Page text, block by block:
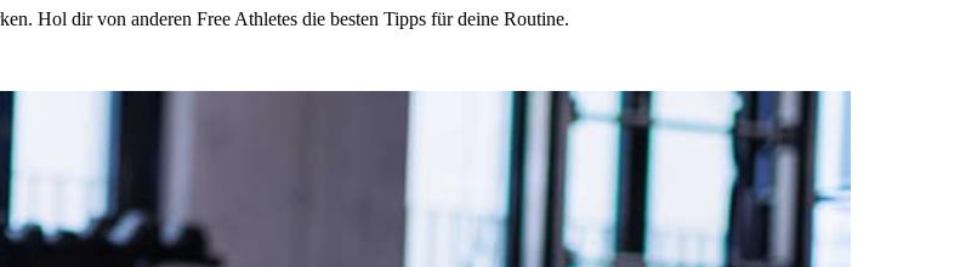
Hol dir von anderen Free Athletes die besten Tipps für deine Routine.